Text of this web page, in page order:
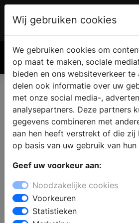
Wij gebruiken cookies
We gebruiken cookies om
op maat te maken, sociale
bieden en ons websiteverkeer te
delen ook informatie over uw
met onze social media-,
analysepartners. Deze partners
gegevens combineren met
aan hen heeft verstrekt of die zij
op basis van uw gebruik van hun
Geef uw voorkeur aan:
Noodzakelijke cookies
Voorkeuren
Statistieken